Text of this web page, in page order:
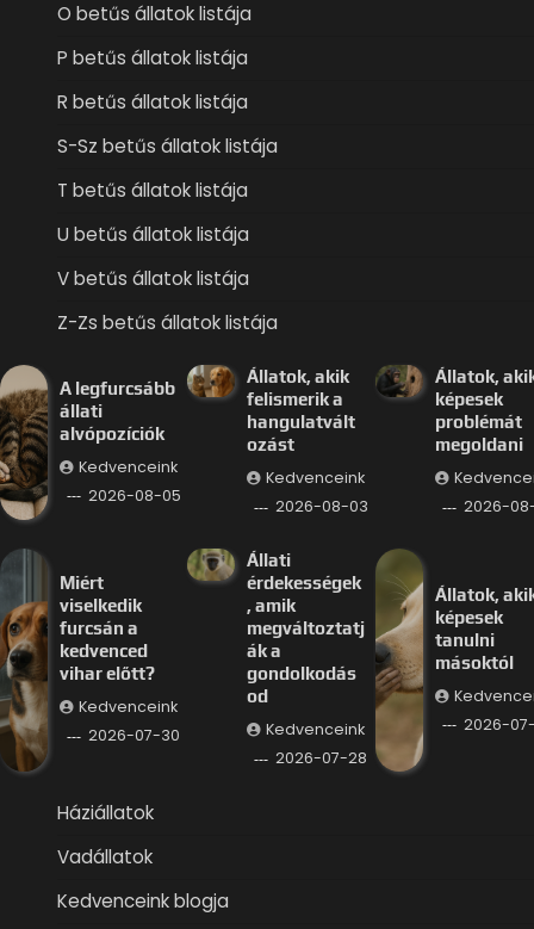
O betűs állatok listája
P betűs állatok listája
R betűs állatok listája
S-Sz betűs állatok listája
T betűs állatok listája
U betűs állatok listája
V betűs állatok listája
Z-Zs betűs állatok listája
A legfurcsább
állati
alvópozíciók
Kedvenceink
2026-08-05
Állatok, akik
felismerik a
hangulatvált
ozást
Kedvenceink
2026-08-03
Állatok,
képesek
problémát
megoldani
2026-
Miért
viselkedik
furcsán a
kedvenced
vihar előtt?
Kedvenceink
2026-07-30
Állati
érdekességek
, amik
megváltoztatj
ák a
gondolkodás
od
Kedvenceink
2026-07-28
Állatok,
képesek
tanulni
másoktól
2026-
Háziállatok
Vadállatok
Kedvenceink blogja